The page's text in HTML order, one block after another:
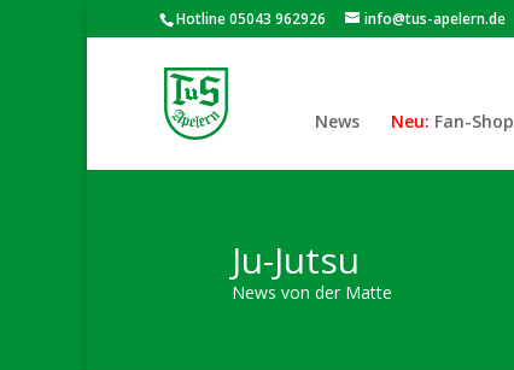
Hotline 05043 962926 info@tus-apelern.de
News Fan-Shop
Ju-Jutsu
News von der Matte